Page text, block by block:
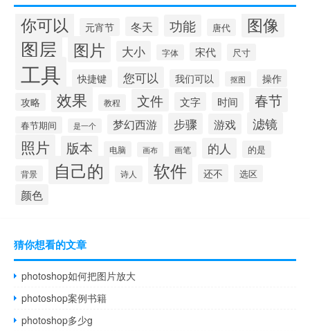
你可以 元宵节 冬天 功能 唐代 图像
图层 图片 大小 字体 宋代 尺寸
工具 快捷键 您可以 我们可以 抠图
操作
攻略
效果 教程 文件 文字 时间 春节
春节期间 是一个 梦幻西游 步骤 游戏 滤镜
照片 版本 电脑 画布 画笔 的人 的是
背景 自己的 诗人 软件 还不 选区
颜色
猜你想看的文章
photoshop如何把图片放大
photoshop案例书籍
photoshop多少g